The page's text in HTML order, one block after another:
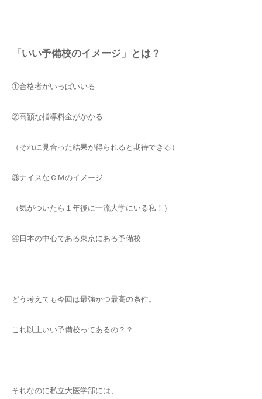
「いい予備校のイメージ」とは？
①合格者がいっぱいいる
②高額な指導料金がかかる
（それに見合った結果が得られると期待できる）
③ナイスなＣＭのイメージ
（気がついたら１年後に一流大学にいる私！）
④日本の中心である東京にある予備校
どう考えても今回は最強かつ最高の条件。
これ以上いい予備校ってあるの？？
それなのに私立大医学部には、